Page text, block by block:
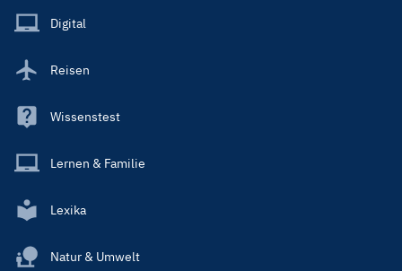
Main
Digital
Reisen
Wissenstest
Lernen & Familie
Lexika
Natur & Umwelt